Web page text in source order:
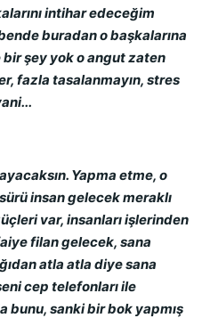
intihar edeceğim
buradan o başkalarına
bir şey yok o angut zaten
fazla tasalanmayın, stres
Yapma etme, o
insan gelecek meraklı
var, insanları işlerinden
filan gelecek, sana
atla atla diye sana
cep telefonları ile
bunu, sanki bir bok yapmış